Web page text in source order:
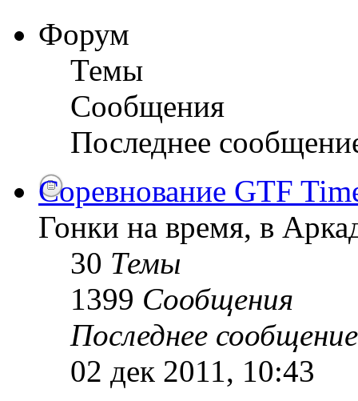
Форум
Темы
Сообщения
Последнее
Соревнование GTF
Гонки на время, в
30 Темы
1399 Сообщения
Последнее сообщение
02 дек 2011, 10:43